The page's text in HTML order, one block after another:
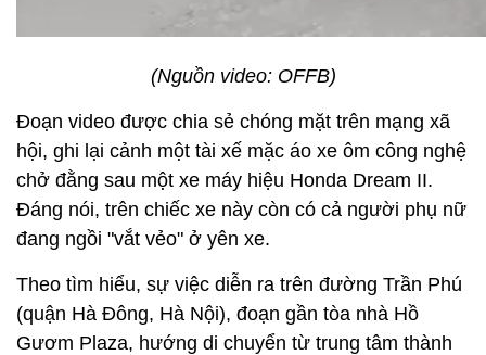
(Nguồn video: OFFB)
Đoạn video được chia sẻ chóng mặt trên mạng xã
hội, ghi lại cảnh một tài xế mặc áo xe ôm công nghệ
chở đằng sau một xe máy hiệu Honda Dream II.
Đáng nói, trên chiếc xe này còn có cả người phụ nữ
đang ngồi "vắt vẻo" ở yên xe.
Theo tìm hiểu, sự việc diễn ra trên đường Trần Phú
(quận Hà Đông, Hà Nội), đoạn gần tòa nhà Hồ
Gươm Plaza, hướng di chuyển từ trung tâm thành